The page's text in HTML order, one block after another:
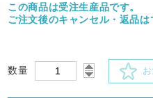
この商品は受注生産品です。
ご注文後のキャンセル・返品は
数量 お